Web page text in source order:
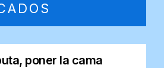
poner la cama